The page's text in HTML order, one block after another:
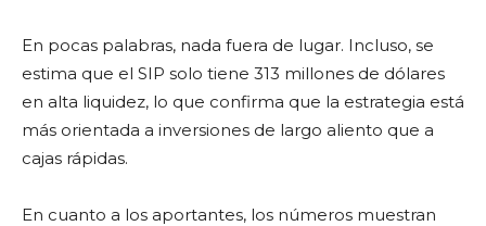
En pocas palabras, nada fuera de lugar. Incluso, se
estima que el SIP solo tiene 313 millones de dólares
en alta liquidez, lo que confirma que la estrategia está
más orientada a inversiones de largo aliento que a
cajas rápidas.
En cuanto a los aportantes, los números muestran